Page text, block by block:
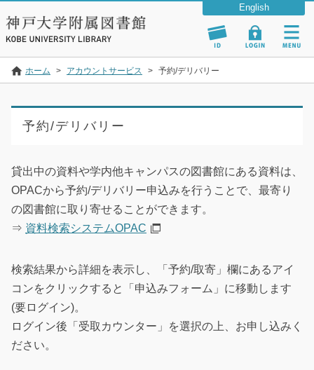
ホーム > アカウントサービス > 予約/デリバリー
予約/デリバリー
貸出中の資料や学内他キャンパスの図書館にある資料は、
OPACから予約/デリバリー申込みを行うことで、最寄り
の図書館に取り寄せることができます。
⇒ 資料検索システムOPAC
検索結果から詳細を表示し、「予約/取寄」欄にあるアイ
コンをクリックすると「申込みフォーム」に移動します
(要ログイン)。
ログイン後「受取カウンター」を選択の上、お申し込みく
ださい。